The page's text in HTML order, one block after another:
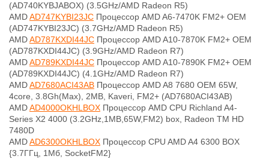
(AD740KYBJABOX) (3.5GHz/AMD Radeon R5)
AMDAD747KYBI23JC Процессор AMD A6-7470K FM2+ OEM
(AD747KYBI23JC) (3.7GHz/AMD Radeon R5)
AMDAD787KXDI44JC Процессор AMD A10-7870K FM2+ OEM
(AD787KXDI44JC) (3.9GHz/AMD Radeon R7)
AMDAD789KXDI44JC Процессор AMD A10-7890K FM2+ OEM
(AD789KXDI44JC) (4.1GHz/AMD Radeon R7)
AMDAD7680ACI43AB Процессор AMD A8 7680 OEM 65W,
4core, 3.8Gh(Max), 2MB, Kaveri, FM2+ (AD7680ACI43AB)
AMDAD4000OKHLBOX Процессор AMD CPU Richland A4-
Series X2 4000 (3.2GHz,1MB,65W,FM2) box, Radeon TM HD
7480D
AMDAD6300OKHLBOX Процессор CPU AMD A4 6300 BOX
{3.7ГГц, 1Мб, SocketFM2}